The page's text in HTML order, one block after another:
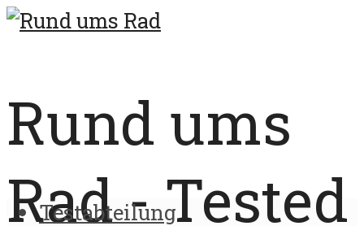
Rund ums
Rad - Tested
Testabteilung